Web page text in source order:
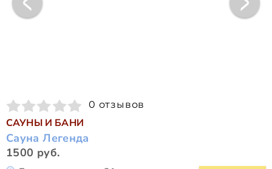
0 отзывов
САУНЫ И БАНИ
Сауна Легенда
1500 руб.